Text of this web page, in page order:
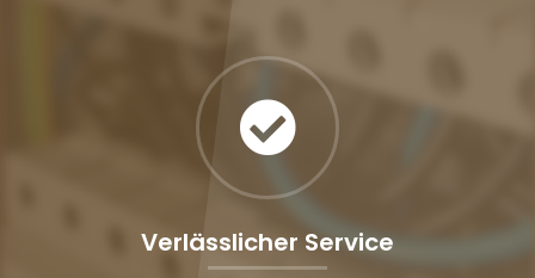
Verlässlicher Service